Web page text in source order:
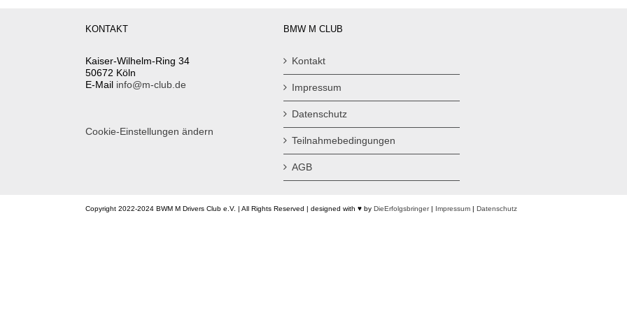
KONTAKT
Kaiser-Wilhelm-Ring 34
50672 Köln
E-Mail info@m-club.de
Cookie-Einstellungen ändern
BMW M CLUB
Kontakt
Impressum
Datenschutz
Teilnahmebedingungen
AGB
Copyright 2022-2024 BWM M Drivers Club e.V. | All Rights Reserved | designed with ♥ by DieErfolgsbringer| Impressum | Datenschutz